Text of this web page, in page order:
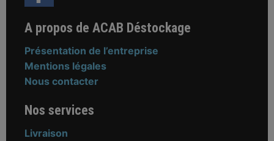
A propos de ACAB Déstockage
Présentation de l’entreprise
Mentions légales
Nous contacter
Nos services
Livraison